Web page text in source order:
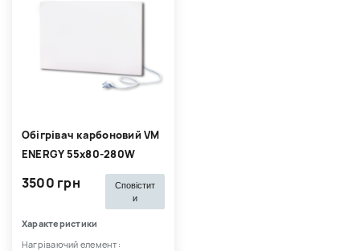
Обігрівач карбоновий VM
ENERGY 55х80-280W
3500 грн
Сповістит
и
Характеристики
Нагріваючий елемент: